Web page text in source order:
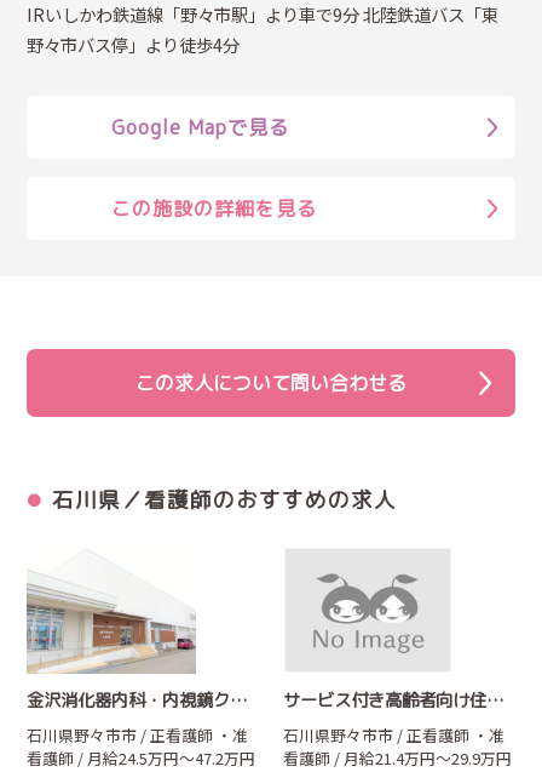
IRいしかわ鉄道線「野々市駅」より車で9分 北陸鉄道バス「東
野々市バス停」より徒歩4分
Google Mapで見る
この施設の詳細を見る
この求人について問い合わせる
石川県／看護師のおすすめの求人
金沢消化器内科・内視鏡クリニック野々市中央院
石川県野々市市 / 正看護師 ・准
看護師 / 月給24.5万円～47.2万円
サービス付き高齢者向け住宅 愛SUNSUN弐号館
石川県野々市市 / 正看護師 ・准
看護師 / 月給21.4万円～29.9万円